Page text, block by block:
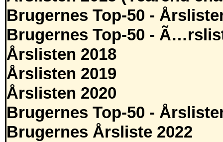
Brugernes Top-50 -
Brugernes Top-50 -
Årslisten 2018
Årslisten 2019
Årslisten 2020
Brugernes Top-50 -
Brugernes Årsliste 2022